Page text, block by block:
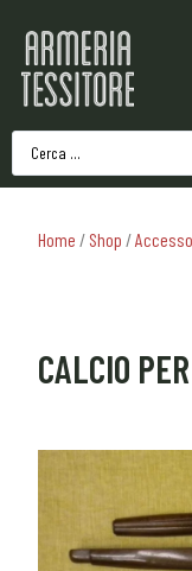
Home / Shop /
CALCIO